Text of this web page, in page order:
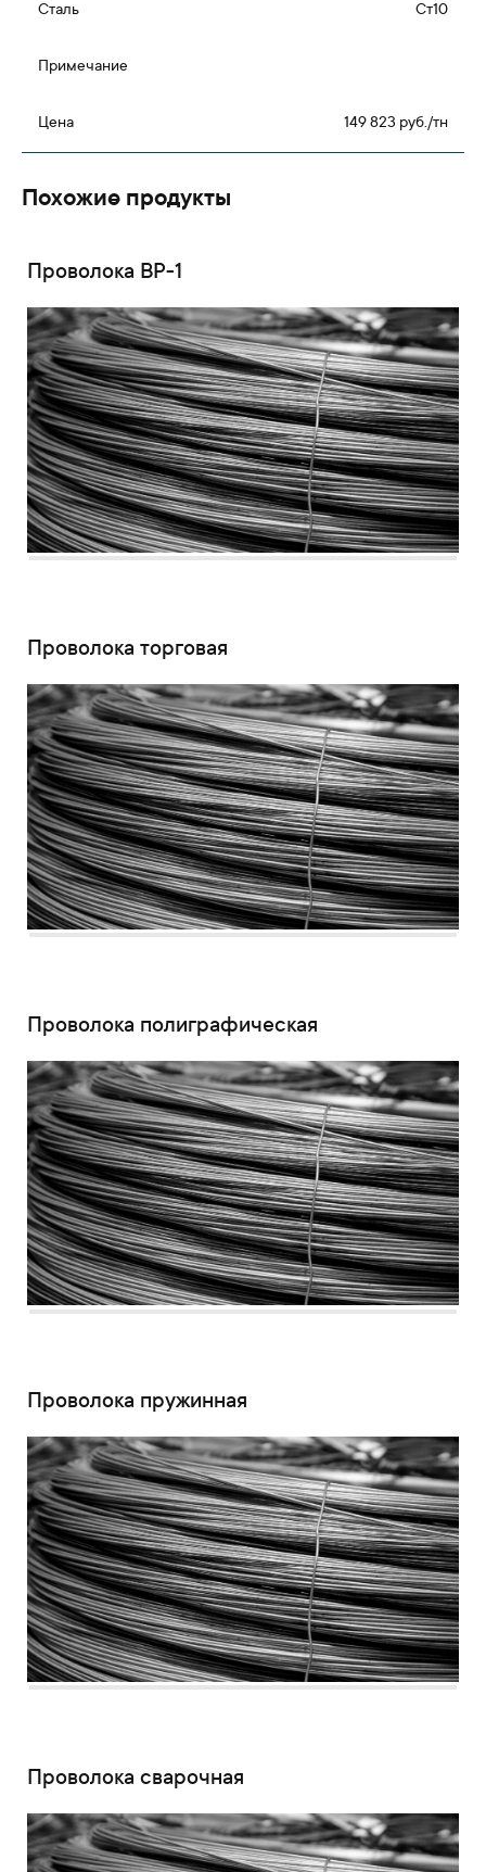
Ст10
149 823 руб./тн
Похожие продукты
Проволока ВР-1
Проволока торговая
Проволока полиграфическая
Проволока пружинная
Проволока сварочная